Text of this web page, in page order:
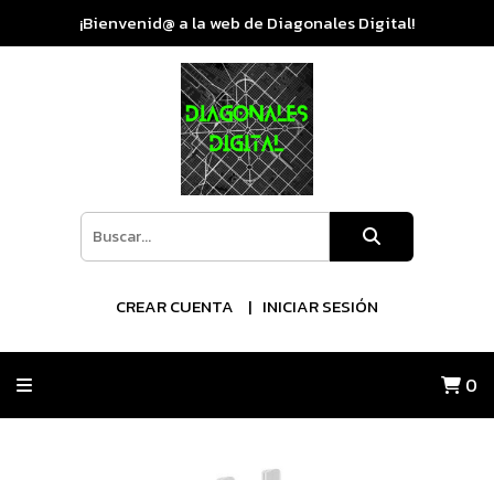
¡Bienvenid@ a la web de Diagonales Digital!
CREAR CUENTA INICIAR SESIÓN
0